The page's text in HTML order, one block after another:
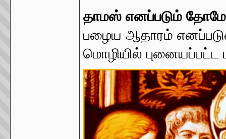
தாமஸ் எனப்படும்
பழைய ஆதாரம்
மொழியில்